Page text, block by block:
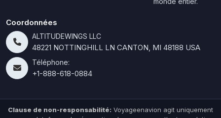
Coordonnées
ALTITUDEWINGS LLC
48221 NOTTINGHILL LN CANTON, MI 48188 USA
Téléphone:
+1-888-618-0884
Clause de non-responsabilité: Voyageenavion agit uniquement